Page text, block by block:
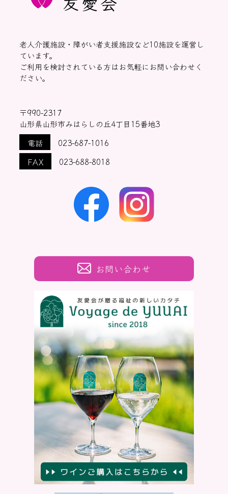
老人介護施設・障がい者支援施設など10施設を運営し
ています。
ご利用を検討されている方はお気軽にお問い合わせく
ださい。
〒990-2317
山形県山形市みはらしの丘4丁目15番地3
電話
023-687-1016
FAX
023-688-8018
お問い合わせ